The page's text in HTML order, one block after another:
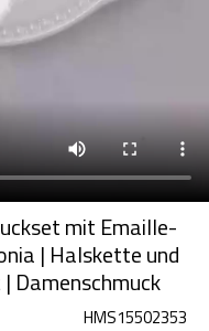
mit Emaille-
| Halskette und
Damenschmuck
HMS15502353